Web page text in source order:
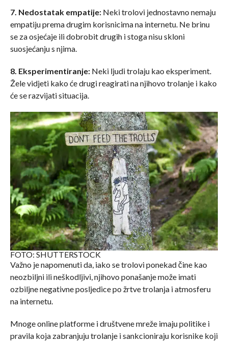
7. Nedostatak empatije:Neki trolovi jednostavno nemaju
empatiju prema drugim korisnicima na internetu. Ne brinu
se za osjećaje ili dobrobit drugih i stoga nisu skloni
suosjećanju s njima.
8. Eksperimentiranje:Neki ljudi trolaju kao eksperiment.
Žele vidjeti kako će drugi reagirati na njihovo trolanje i kako
će se razvijati situacija.
FOTO: SHUTTERSTOCK
Važno je napomenuti da, iako se trolovi ponekad čine kao
neozbiljni ili neškodljivi, njihovo ponašanje može imati
ozbiljne negativne posljedice po žrtve trolanja i atmosferu
na internetu.
Mnoge online platforme i društvene mreže imaju politike i
pravila koja zabranjuju trolanje i sankcioniraju korisnike koji